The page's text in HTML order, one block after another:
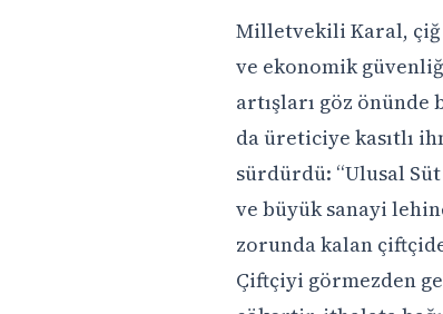
Milletvekili Karal, çiğ
ve ekonomik
artışları göz önünde
da üreticiye kasıtlı
sürdürdü: “Ulusal
ve büyük sanayi
zorunda kalan
Çiftçiyi görmezden